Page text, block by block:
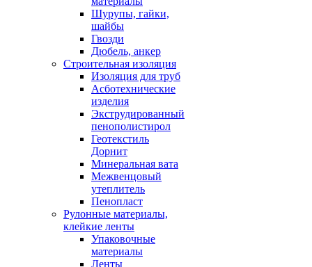
Шурупы, гайки,
шайбы
Гвозди
Дюбель, анкер
Строительная изоляция
Изоляция для труб
Асботехнические
изделия
Экструдированный
пенополистирол
Геотекстиль
Дорнит
Минеральная вата
Межвенцовый
утеплитель
Пенопласт
Рулонные материалы,
клейкие ленты
Упаковочные
материалы
Ленты